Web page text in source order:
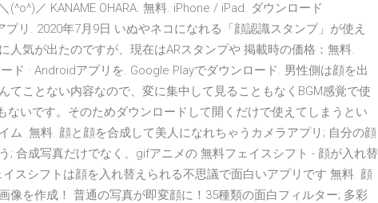
／ KANAME OHARA. 無料. iPhone / iPad. ダウンロード
プリ. 2020年7月9日 いぬやネコになれる「顔認識スタンプ」が使え
人気が出たのですが、現在はARスタンプや 掲載時の価格：無料.
ド · Androidアプリを. Google Playでダウンロード. 男性側は顔を出
てことない内容なので、変に集中して見ることもなくBGM感覚で使
ないです。そのためダウンロードして開くだけで使えてしまうとい
ム 無料. 顔と顔を合成して美人になれちゃうカメラアプリ; 自分の顔
; 合成写真だけでなく、gifアニメの 無料フェイスシフト - 顔が入れ替
スシフトは顔を入れ替えられる不思議で面白いアプリです 無料. 顔
像を作成！ 普通の写真が即変顔に！35種類の面白フィルター; 多彩